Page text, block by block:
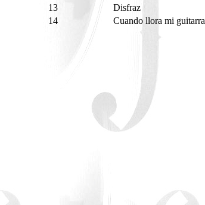
13
Disfraz
14
Cuando llora mi guitarra